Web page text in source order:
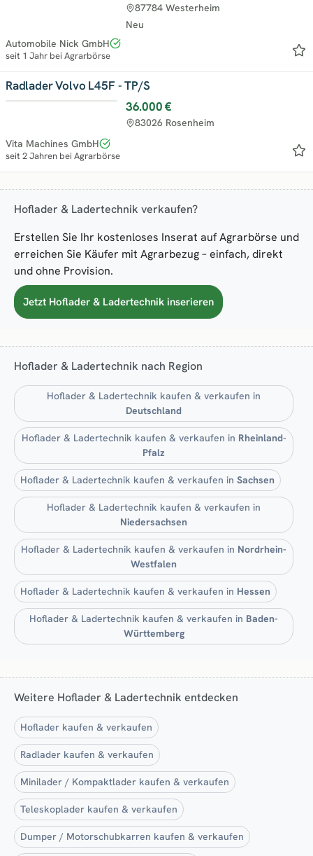
Neu
87784 Westerheim
Automobile Nick GmbH
seit 1 Jahr bei Agrarbörse
Radlader Volvo L45F - TP/S
36.000 €
83026 Rosenheim
Vita Machines GmbH
seit 2 Jahren bei Agrarbörse
Hoflader & Ladertechnik verkaufen?
Erstellen Sie Ihr kostenloses Inserat auf Agrarbörse und
erreichen Sie Käufer mit Agrarbezug – einfach, direkt
und ohne Provision.
Jetzt Hoflader & Ladertechnik inserieren
Hoflader & Ladertechnik nach Region
Hoflader & Ladertechnik kaufen & verkaufen in
Deutschland
Hoflader & Ladertechnik kaufen & verkaufen in Rheinland-
Pfalz
Hoflader & Ladertechnik kaufen & verkaufen in Sachsen
Hoflader & Ladertechnik kaufen & verkaufen in
Niedersachsen
Hoflader & Ladertechnik kaufen & verkaufen in Nordrhein-
Westfalen
Hoflader & Ladertechnik kaufen & verkaufen in Hessen
Hoflader & Ladertechnik kaufen & verkaufen in Baden-
Württemberg
Weitere Hoflader & Ladertechnik entdecken
Hoflader kaufen & verkaufen
Radlader kaufen & verkaufen
Minilader / Kompaktlader kaufen & verkaufen
Teleskoplader kaufen & verkaufen
Dumper / Motorschubkarren kaufen & verkaufen